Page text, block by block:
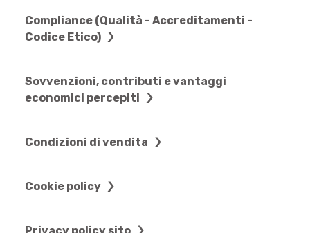
Compliance (Qualità - Accreditamenti -
Codice Etico)
Sovvenzioni, contributi e vantaggi
economici percepiti
Condizioni di vendita
Cookie policy